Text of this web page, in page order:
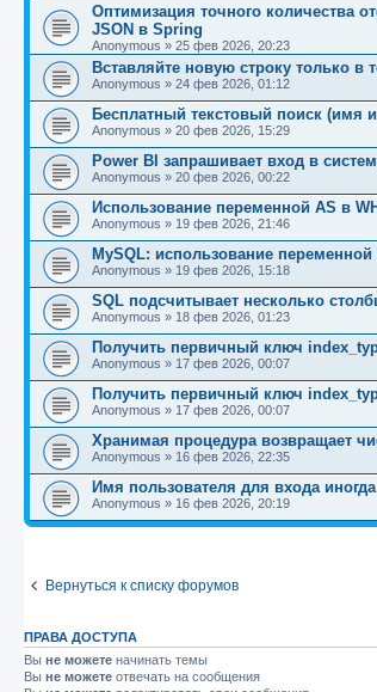
Оптимизация точного количества
JSON в Spring
Anonymous » 25 фев 2026, 20:23
Вставляйте новую строку только в
Anonymous » 24 фев 2026, 01:12
Бесплатный текстовый поиск (имя
Anonymous » 20 фев 2026, 15:29
Power BI запрашивает вход в
Anonymous » 20 фев 2026, 00:22
Использование переменной AS в
Anonymous » 19 фев 2026, 21:46
MySQL: использование переменной
Anonymous » 19 фев 2026, 15:18
SQL подсчитывает несколько
Anonymous » 18 фев 2026, 01:23
Получить первичный ключ
Anonymous » 17 фев 2026, 00:07
Получить первичный ключ
Anonymous » 17 фев 2026, 00:07
Хранимая процедура возвращает
Anonymous » 16 фев 2026, 22:35
Имя пользователя для входа
Anonymous » 16 фев 2026, 20:19
Вернуться к списку форумов
ПРАВА ДОСТУПА
Вы не можете начинать темы
Вы не можете отвечать на сообщения